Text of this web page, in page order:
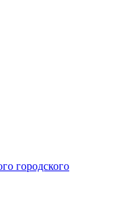
городского